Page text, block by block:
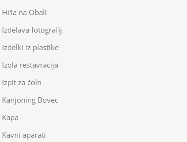
Hiša na Obali
Izdelava fotografij
Izdelki iz plastike
Izola restavracija
Izpit za čoln
Kanjoning Bovec
Kapa
Kavni aparati